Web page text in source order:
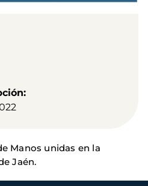
Manos unidas en la
Jaén.